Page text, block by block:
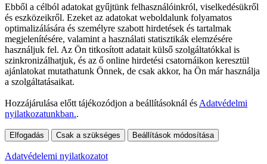
Ebből a célból adatokat gyűjtünk felhasználóinkról, viselkedésükről
és eszközeikről. Ezeket az adatokat weboldalunk folyamatos
optimalizálására és személyre szabott hirdetések és tartalmak
megjelenítésére, valamint a használati statisztikák elemzésére
használjuk fel. Az Ön titkosított adatait külső szolgáltatókkal is
szinkronizálhatjuk, és az ő online hirdetési csatornáikon keresztül
ajánlatokat mutathatunk Önnek, de csak akkor, ha Ön már használja
a szolgáltatásaikat.
Hozzájárulása előtt tájékozódjon a beállításoknál és Adatvédelmi
nyilatkozatunkban..
Elfogadás Csak a szükséges Beállítások módosítása
Adatvédelemi nyilatkozatot